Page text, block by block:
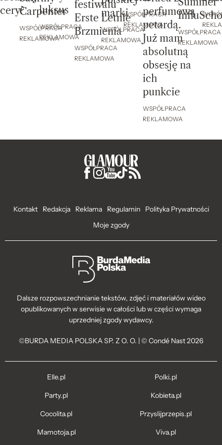
cery?Carpenter
WSPÓŁPRACA
REKLAMOWA
luksus
WSPÓŁPRACA
REKLAMOWA
festiwalu
Erste Letnie
Brzmienia
WSPÓŁPRACA
REKLAMOWA
marki
WSPÓŁPRACA
REKLAMOWA
WSPÓŁPRACA
REKLAMOWA
perfumową
petardą.
Już mam
absolutną
obsesję na
ich
punkcie
WSPÓŁPRACA
REKLAMOWA
WSPÓŁPRACA
REKLAMOWA
Kontakt Redakcja Reklama Regulamin
Polityka Prywatności
Moje zgody
Dalsze rozpowszechnianie tekstów, zdjęć i materiałów wideo
opublikowanych w serwisie w całości lub w części wymaga
uprzedniej zgody wydawcy.
©BURDA MEDIA POLSKA SP. Z O. O. | © Condé Nast 2026
Elle.pl
Party.pl
Cocolita.pl
Mamotoja.pl
Polki.pl
Kobieta.pl
Przyslijprzepis.pl
Viva.pl